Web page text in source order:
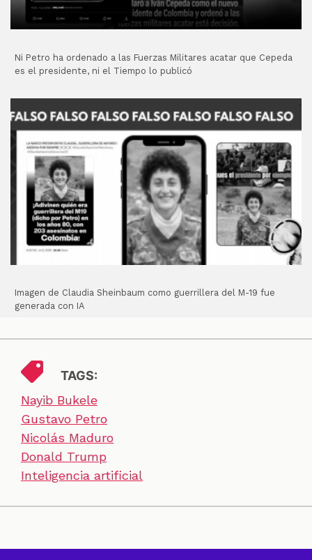
Ni Petro ha ordenado a las Fuerzas Militares acatar que Cepeda
es el presidente, ni el Tiempo lo publicó
Imagen de Claudia Sheinbaum como guerrillera del M-19 fue
generada con IA
TAGS:
Nayib Bukele
Gustavo Petro
Nicolás Maduro
Donald Trump
Inteligencia artificial